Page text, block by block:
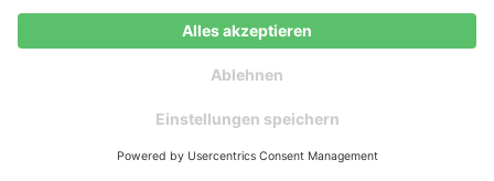
Jetzt Wärmepumpen-Angebot